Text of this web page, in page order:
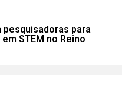
para
STEM no Reino